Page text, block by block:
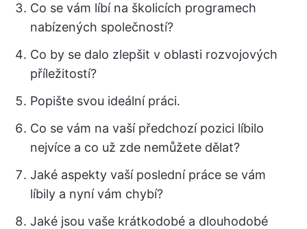
Co se vám líbí na školicích programech
nabízených společností?
Co by se dalo zlepšit v oblasti rozvojových
příležitostí?
Popište svou ideální práci.
Co se vám na vaší předchozí pozici líbilo
nejvíce a co už zde nemůžete dělat?
Jaké aspekty vaší poslední práce se vám
líbily a nyní vám chybí?
Jaké jsou vaše krátkodobé a dlouhodobé